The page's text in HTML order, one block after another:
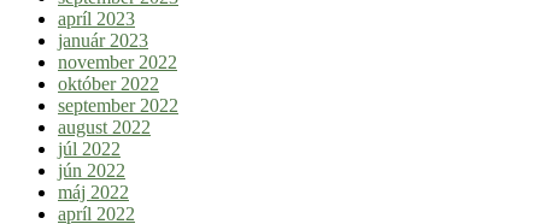
apríl 2023
január 2023
november 2022
október 2022
september 2022
august 2022
júl 2022
jún 2022
máj 2022
apríl 2022